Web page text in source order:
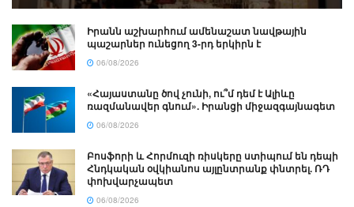
Իրանն աշխարհում ամենաշատ նավթային
պաշարներ ունեցող 3-րդ երկիրն է
06/08/2026
«Հայաստանը ծով չունի, ու՞մ դեմ է Ալիևը
ռազմանավեր գնում». Իրանցի միջազգայնագետ
06/08/2026
Բոսֆորի և Հորմուզի ռիսկերը ստիպում են դեպի
Հնդկական օվկիանոս այլընտրանք փնտրել. ՌԴ
փոխվարչապետ
06/08/2026